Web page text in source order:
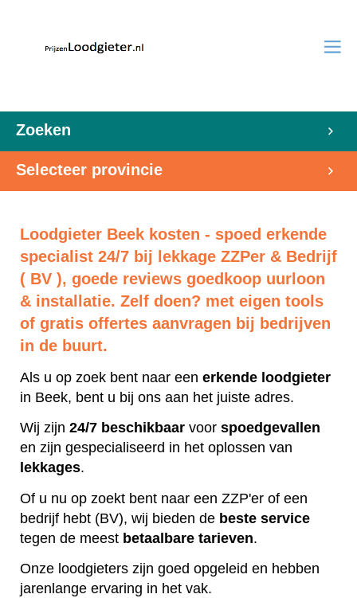
Zoeken
Selecteer provincie
Loodgieter Beek kosten - spoed erkende
specialist 24/7 bij lekkage ZZPer & Bedrijf
( BV ), goede reviews goedkoop uurloon
& installatie. Zelf doen? met eigen tools
of gratis offertes aanvragen bij bedrijven
in de buurt.
Als u op zoek bent naar een erkende loodgieter
in Beek, bent u bij ons aan het juiste adres.
Wij zijn 24/7 beschikbaar voor spoedgevallen
en zijn gespecialiseerd in het oplossen van
lekkages.
Of u nu op zoekt bent naar een ZZP'er of een
bedrijf hebt (BV), wij bieden de beste service
tegen de meest betaalbare tarieven.
Onze loodgieters zijn goed opgeleid en hebben
jarenlange ervaring in het vak.